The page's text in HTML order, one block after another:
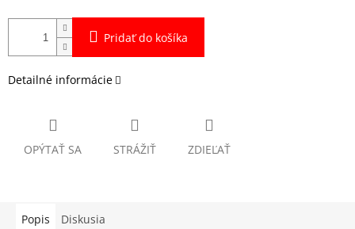
Pridať do košíka
Detailné informácie
OPÝTAŤ SA STRÁŽIŤ ZDIEĽAŤ
Popis Diskusia